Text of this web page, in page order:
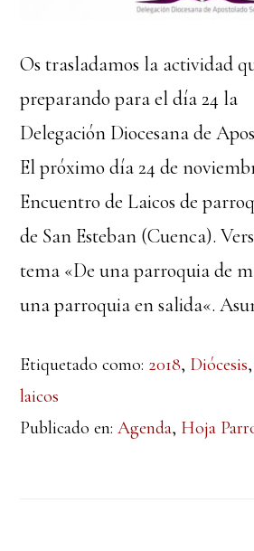
Os trasladamos la actividad
preparando para el día 24 la
Delegación Diocesana de
El próximo día 24 de
Encuentro de Laicos de
de San Esteban (Cuenca).
tema «De una parroquia de
una parroquia en salida«.
Etiquetado como: 2018, Diócesis,
laicos
Publicado en:Agenda, Hoja